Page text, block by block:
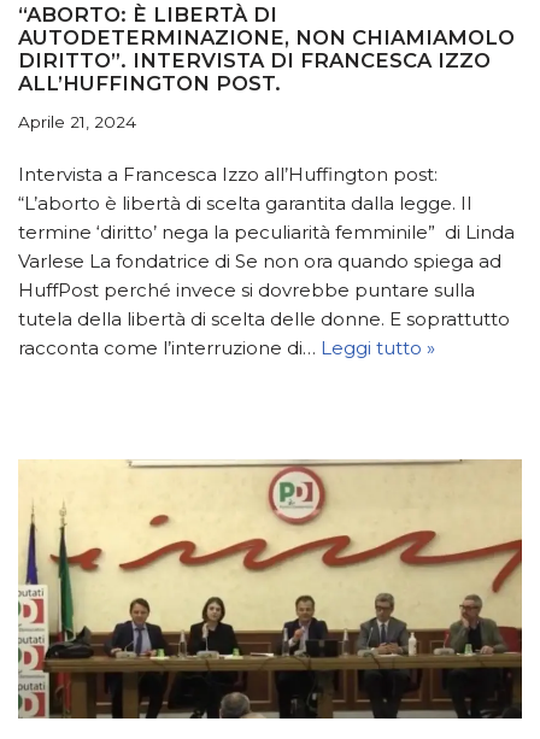
“ABORTO: È LIBERTÀ DI
AUTODETERMINAZIONE, NON CHIAMIAMOLO
DIRITTO”. INTERVISTA DI FRANCESCA IZZO
ALL’HUFFINGTON POST.
Aprile 21, 2024
Intervista a Francesca Izzo all’Huffington post:
“L’aborto è libertà di scelta garantita dalla legge. Il
termine ‘diritto’ nega la peculiarità femminile” di Linda
Varlese La fondatrice di Se non ora quando spiega ad
HuffPost perché invece si dovrebbe puntare sulla
tutela della libertà di scelta delle donne. E soprattutto
racconta come l’interruzione di… Leggi tutto »